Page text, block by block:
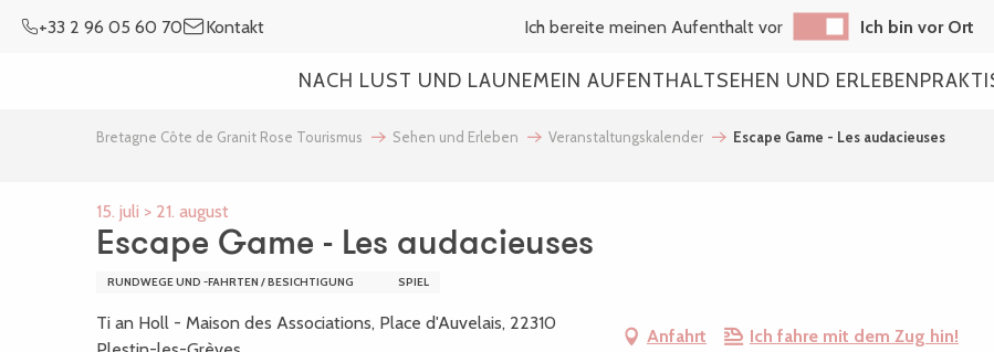
+33 2 96 05 60 70 Kontakt Ich bereite meinen Aufenthalt vor Ich bin vor Ort
NACH LUST UND LAUNEMEIN AUFENTHALTSEHEN UND ERLEBEN
Bretagne Côte de Granit Rose Tourismus Sehen und Erleben Veranstaltungskalender Escape Game - Les audacieuses
15. juli > 21. august
Escape Game - Les audacieuses
RUNDWEGE UND -FAHRTEN / BESICHTIGUNG SPIEL
Ti an Holl - Maison des Associations, Place d'Auvelais, 22310
Anfahrt Ich fahre mit dem Zug hin!